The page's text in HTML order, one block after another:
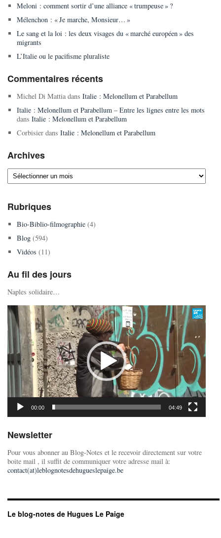
Meloni : comment sortir d’une alliance « trumpeuse » ?
Mélenchon : « Je marche, Monsieur… »
Le sang et la loi : les deux visages du « marché européen » des
migrants
L’Italie ou le pacifisme pluraliste
Commentaires récents
Michel Di Mattiadans Italie : Melonellum et Parabellum
Italie : Melonellum et Parabellum – Entre les lignes entre les mots
dans Italie : Melonellum et Parabellum
Corbisierdans Italie : Melonellum et Parabellum
Archives
Archives
Rubriques
Bio-Biblio-filmographie(4)
Blog(594)
Vidéos (11)
Au fil des jours
Naples solidaire…
Lecteur
vidéo
00:00 04:49
Newsletter
Pour vous abonner au Blog-Notes et le recevoir directement sur votre
boite mail , il suffit de communiquer votre adresse mail à:
contact(at)leblognotesdehugueslepaige.be
Le blog-notes de Hugues Le Paige